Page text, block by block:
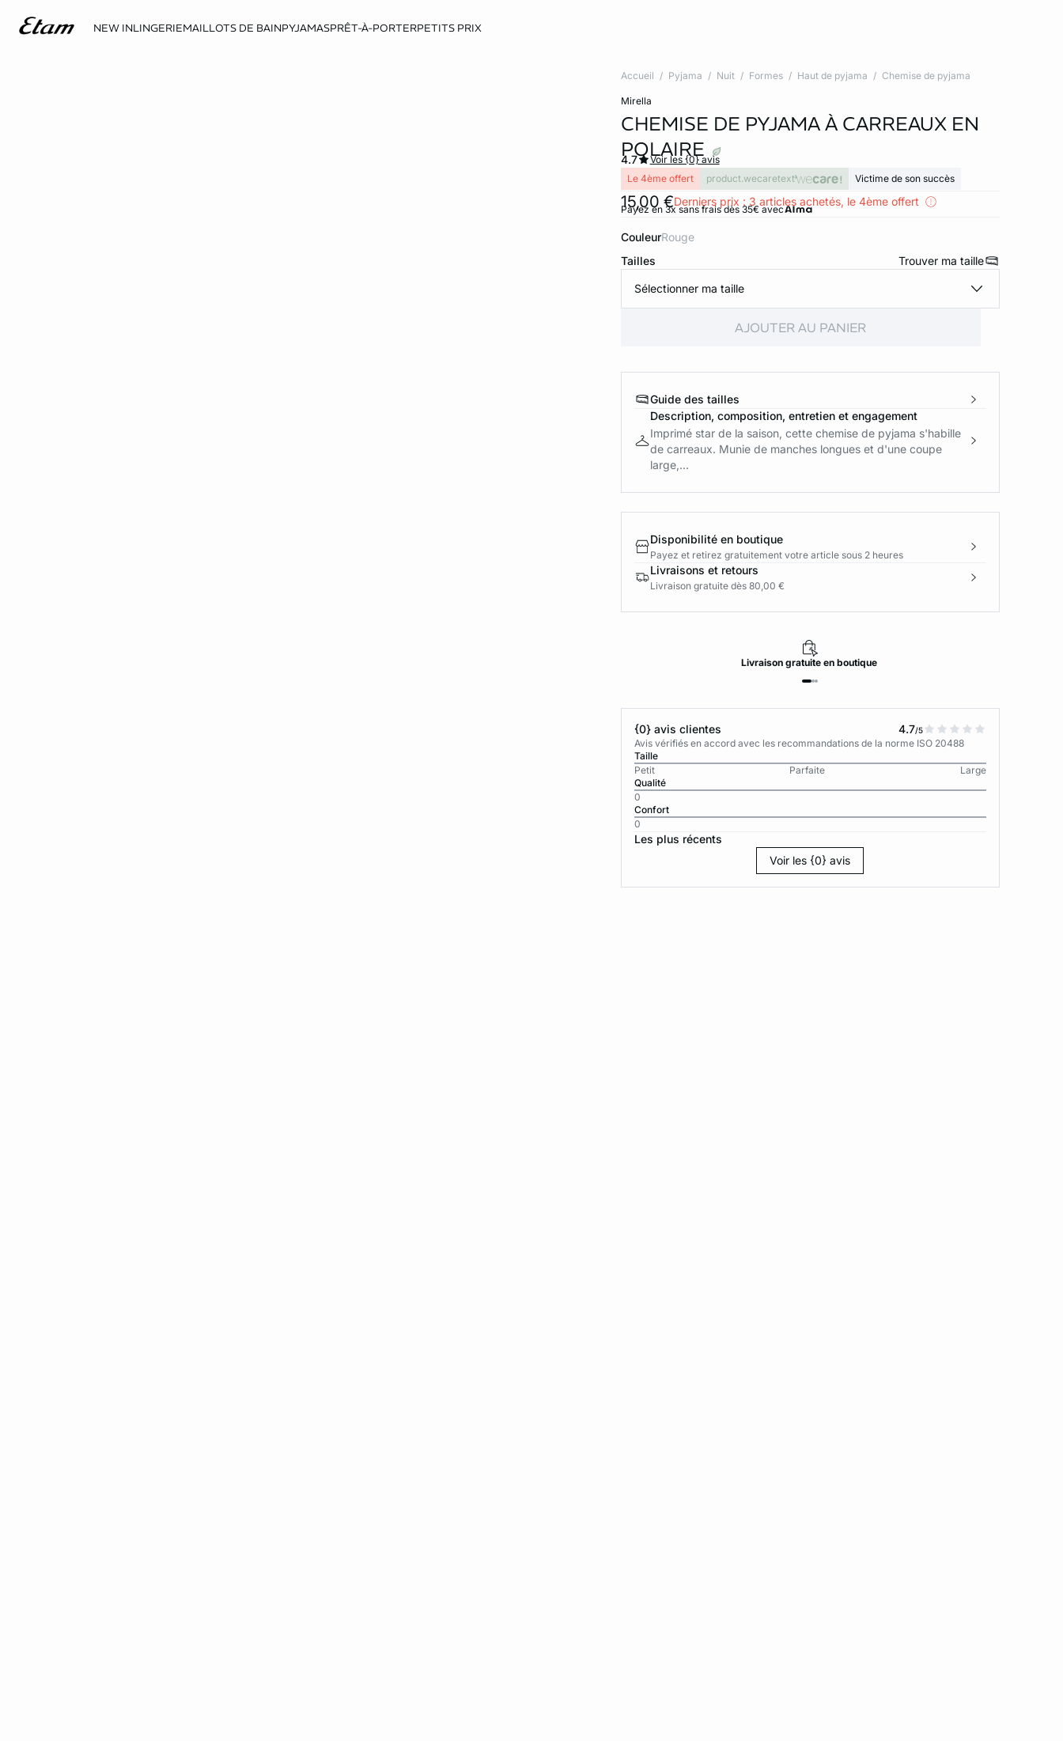
NEW INLINGERIEMAILLOTS DE BAINPYJAMASPRÊT-À-PORTERPETITS PRIX
Accueil Pyjama Nuit Formes Haut de pyjama Chemise de pyjama
mirella
CHEMISE DE PYJAMA À CARREAUX EN
POLAIRE
15,00 €Derniers prix : 3 articles achetés, le 4ème offert
4.7
Voir les {0} avis
Le 4ème offert
product.wecaretext Victime de son succès
Payez en 3x sans frais dès 35€ avec
Couleur
rouge
Tailles
Trouver ma taille
Sélectionner ma taille
AJOUTER AU PANIER
Guide des tailles
Description, composition, entretien et engagement
Imprimé star de la saison, cette chemise de pyjama s'habille
de carreaux. Munie de manches longues et d'une coupe
large,...
Disponibilité en boutique
Payez et retirez gratuitement votre article sous 2 heures
Livraisons et retours
Livraison gratuite dès 80,00 €
Livraison gratuite en boutique
{0} avis clientes 4.7/5
Avis vérifiés en accord avec les recommandations de la norme ISO 20488
Taille
Petit
Parfaite
Large
Qualité
0
Confort
0
Les plus récents
Voir les {0} avis